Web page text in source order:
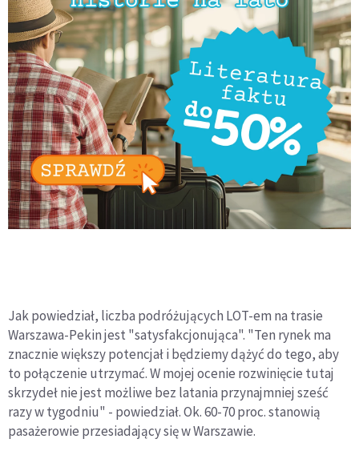
Jak powiedział, liczba podróżujących LOT-em na trasie
Warszawa-Pekin jest "satysfakcjonująca". "Ten rynek ma
znacznie większy potencjał i będziemy dążyć do tego, aby
to połączenie utrzymać. W mojej ocenie rozwinięcie tutaj
skrzydeł nie jest możliwe bez latania przynajmniej sześć
razy w tygodniu" - powiedział. Ok. 60-70 proc. stanowią
pasażerowie przesiadający się w Warszawie.